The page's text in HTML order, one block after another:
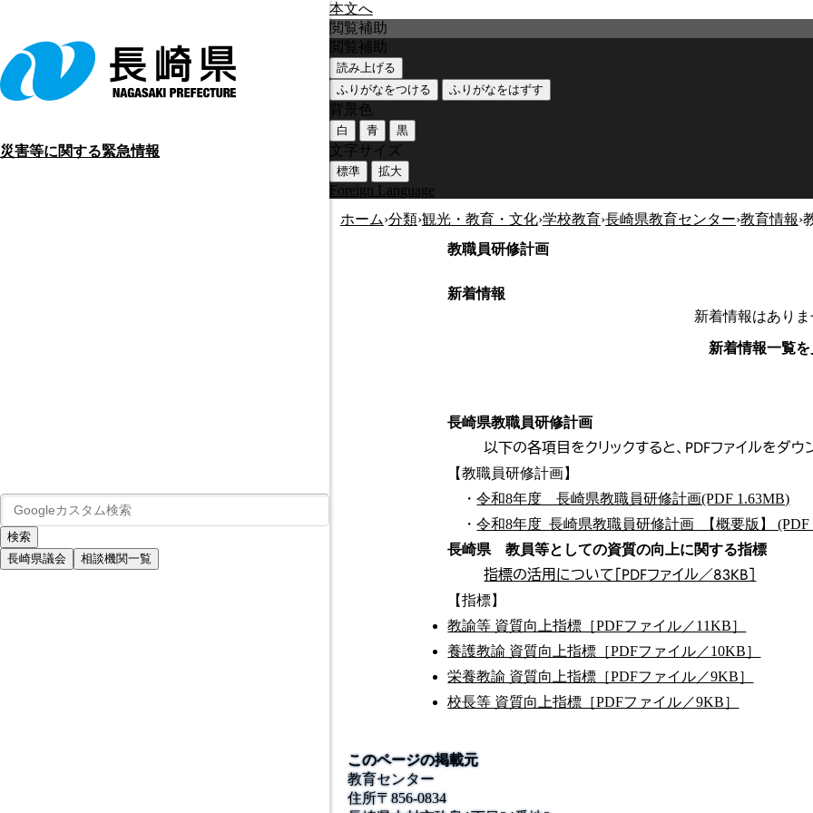
本文へ
災害等に関する緊急情報
長崎県議会 相談機関一覧
閲覧補助
閲覧補助
読み上げる
ふりがなをつける
ふりがなをはずす
背景色
白 青 黒
文字サイズ
標準 拡大
Foreign Language
ホーム›分類›観光・教育・文化›学校教育›長崎県教育センター›教育情報›
教職員研修計画
新着情報
新着情報はありま
新着情報一覧を
長崎県教職員研修計画
以下の各項目をクリックすると、PDFファイルをダウ
【教職員研修計画】
・令和8年度 長崎県教職員研修計画(PDF 1.63MB)
・令和8年度_長崎県教職員研修計画_【概要版】 (PDF
長崎県 教員等としての資質の向上に関する指標
指標の活用について［PDFファイル／83KB］
【指標】
教諭等 資質向上指標［PDFファイル／11KB］
養護教諭 資質向上指標［PDFファイル／10KB］
栄養教諭 資質向上指標［PDFファイル／9KB］
校長等 資質向上指標［PDFファイル／9KB］
このページの掲載元
教育センター
住所〒856-0834